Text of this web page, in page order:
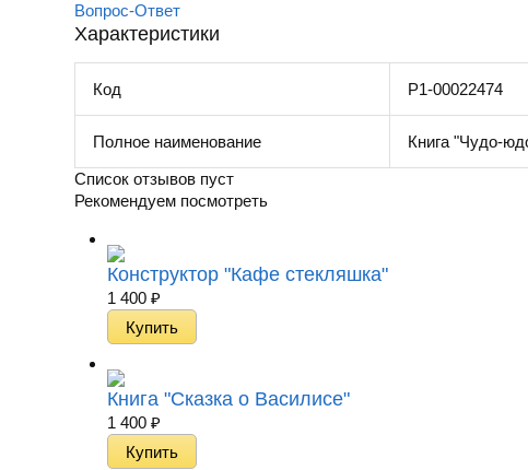
Вопрос-Ответ
Характеристики
Код Р1-00022474
Полное наименование Книга "Чудо-
Список отзывов пуст
Рекомендуем посмотреть
Конструктор "Кафе стекляшка"
1 400 ₽
Книга "Сказка о Василисе"
1 400 ₽